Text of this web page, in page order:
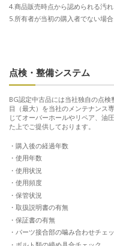
商品販売時点から認められる汚れ
所有者が当初の購入者でない場合
点検・整備システム
BG認定中古品には当社独自の点
目（最大）を当社のメンテナンス
じてオーバーホールやリペア、油
た上でご提供しております。
購入後の経過年数
使用年数
使用状況
使用頻度
保管状況
取扱説明書の有無
保証書の有無
パーツ接合部の噛み合わせチェ
ボルト類の締め具合チェック